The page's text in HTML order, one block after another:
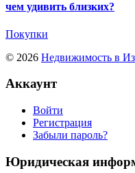
чем удивить близких?
Покупки
© 2026 Недвижимость в
Аккаунт
Войти
Регистрация
Забыли пароль?
Юридическая